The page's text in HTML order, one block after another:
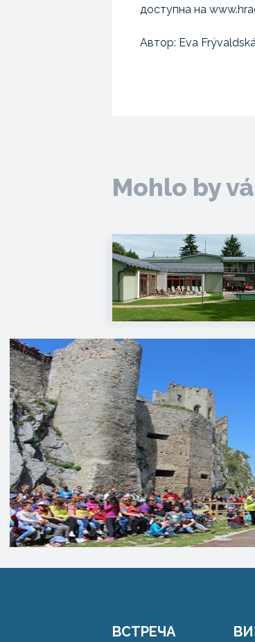
доступна на
Автор: Eva
Mohlo by
ВСТРЕЧА